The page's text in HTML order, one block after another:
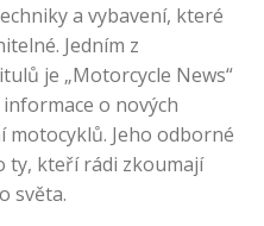
a vybavení, které
Jedním z
je „Motorcycle News“
o nových
motocyklů. Jeho odborné
ty, kteří rádi zkoumají
světa.